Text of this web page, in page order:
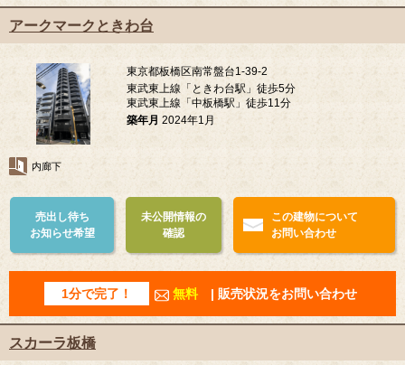
アークマークときわ台
東京都板橋区南常盤台1-39-2
東武東上線「ときわ台駅」徒歩5分
東武東上線「中板橋駅」徒歩11分
築年月 2024年1月
内廊下
売出し待ち
お知らせ希望
未公開情報の
確認
この建物について
お問い合わせ
1分で完了！ 無料 | 販売状況をお問い合わせ
スカーラ板橋